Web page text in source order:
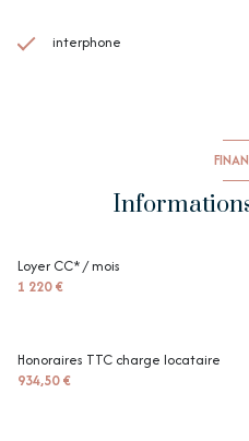
interphone
Loyer CC* / mois
1 220 €
Honoraires TTC charge locataire
934,50 €